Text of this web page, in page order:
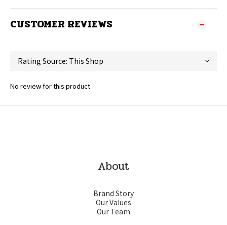
CUSTOMER REVIEWS
No review for this product
About
Brand Story
Our Values
Our Team